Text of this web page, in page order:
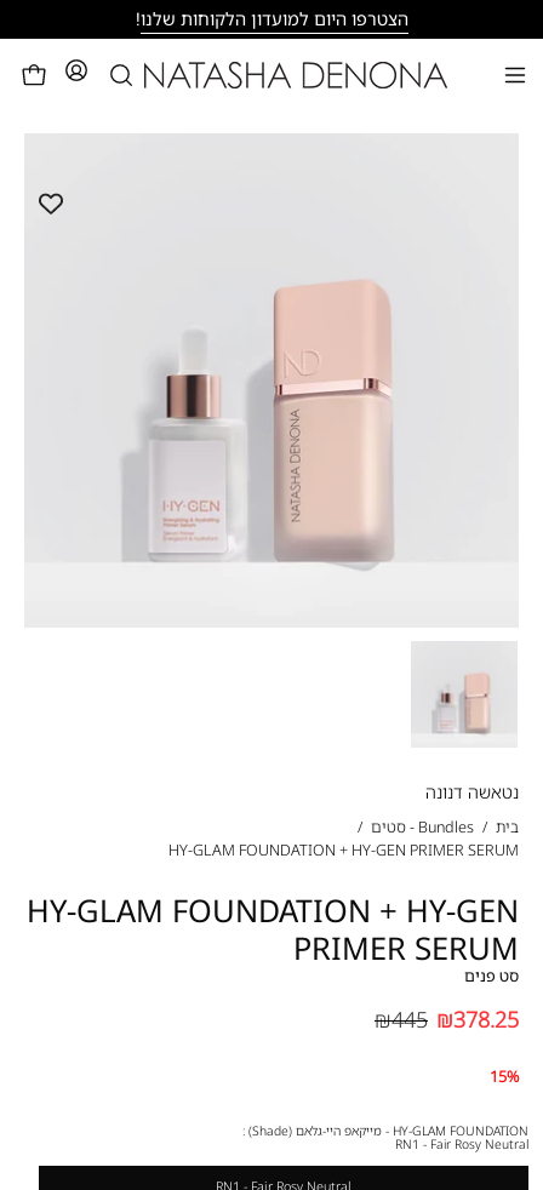
הצטרפו היום למועדון הלקוחות שלנו!
פתיחת
פתיחת
נטאשה דנונה
בית / Bundles - סטים
/
HY-GLAM FOUNDATION + HY-GEN PRIMER SERUM
HY-GLAM FOUNDATION + HY-GEN
PRIMER SERUM
סט פנים
₪445 ₪378.25
15%
HY-GLAM FOUNDATION - מייקאפ היי-גלאם (Shade) :
RN1 - Fair Rosy Neutral
RN1 - Fair Rosy Neutral